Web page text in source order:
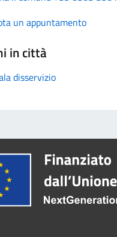
un appuntamento
in città
disservizio